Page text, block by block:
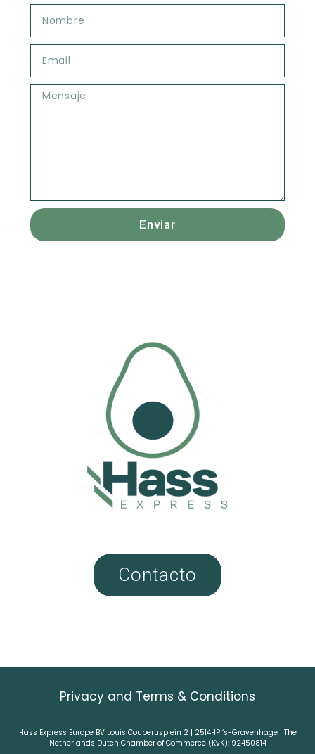
Enviar
Contacto
Privacy and Terms & Conditions
Hass Express Europe BV Louis Couperusplein 2 | 2514HP ‘s-Gravenhage | The
Netherlands Dutch Chamber of Commerce (KvK): 92450814